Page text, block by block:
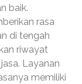
baik.
rasa
di tengah
riwayat
Layanan
memiliki